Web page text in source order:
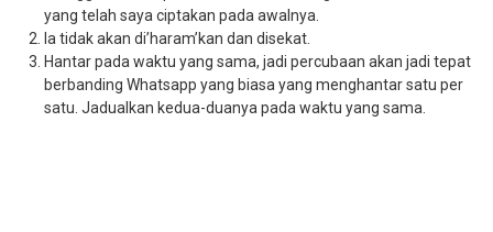
yang telah saya ciptakan pada awalnya.
Ia tidak akan di’haram’kan dan disekat.
Hantar pada waktu yang sama, jadi percubaan akan jadi tepat
berbanding Whatsapp yang biasa yang menghantar satu per
satu. Jadualkan kedua-duanya pada waktu yang sama.